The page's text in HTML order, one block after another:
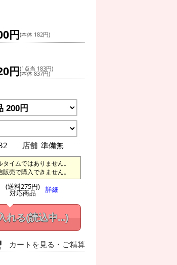
円(本体 182円)
円(1点当 183円)
(本体 837円)
店舗 準備無
イムではありません。
売で購入できません。
(送料275円)
対応商品 詳細
れる(読込中...)
カートを見る ・ご精算